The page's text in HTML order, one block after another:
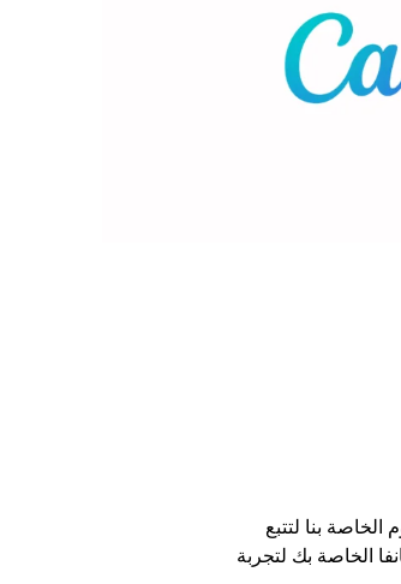
بنا لتتبع
الخاصة بك لتجربة